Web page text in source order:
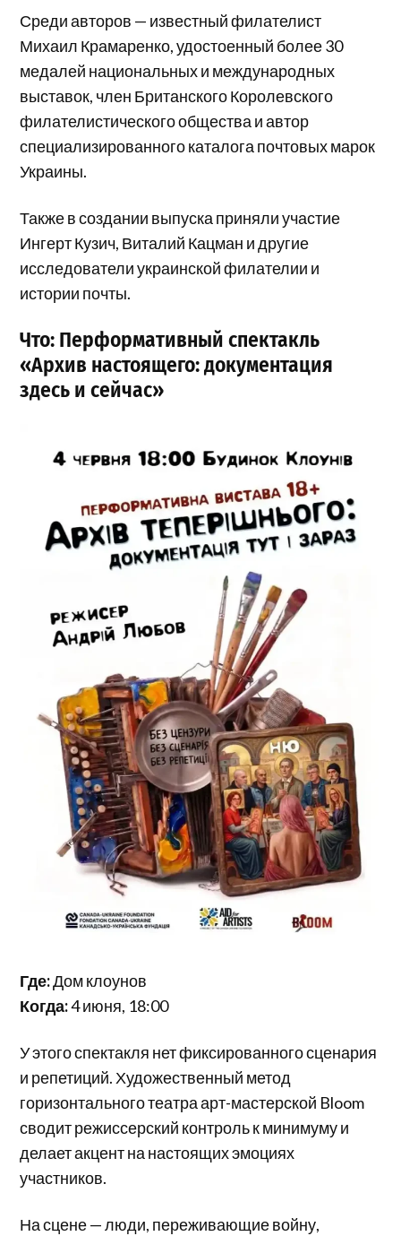
Среди авторов — известный филателист
Михаил Крамаренко, удостоенный более 30
медалей национальных и международных
выставок, член Британского Королевского
филателистического общества и автор
специализированного каталога почтовых марок
Украины.
Также в создании выпуска приняли участие
Ингерт Кузич, Виталий Кацман и другие
исследователи украинской филателии и
истории почты.
Что: Перформативный спектакль
«Архив настоящего: документация
здесь и сейчас»
Где:Дом клоунов
Когда:4 июня, 18:00
У этого спектакля нет фиксированного сценария
и репетиций. Художественный метод
горизонтального театра арт-мастерской Bloom
сводит режиссерский контроль к минимуму и
делает акцент на настоящих эмоциях
участников.
На сцене — люди, переживающие войну,